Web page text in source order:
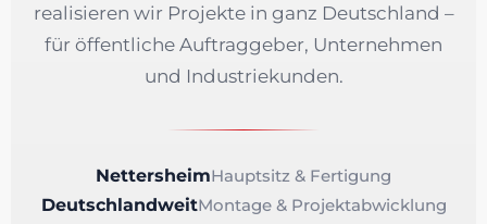
realisieren wir Projekte in ganz Deutschland –
für öffentliche Auftraggeber, Unternehmen
und Industriekunden.
NettersheimHauptsitz & Fertigung
DeutschlandweitMontage & Projektabwicklung